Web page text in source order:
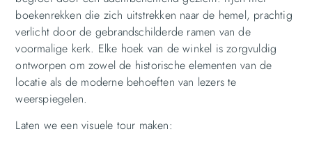
boekenrekken die zich uitstrekken naar de hemel, prachtig
verlicht door de gebrandschilderde ramen van de
voormalige kerk. Elke hoek van de winkel is zorgvuldig
ontworpen om zowel de historische elementen van de
locatie als de moderne behoeften van lezers te
weerspiegelen.
Laten we een visuele tour maken: